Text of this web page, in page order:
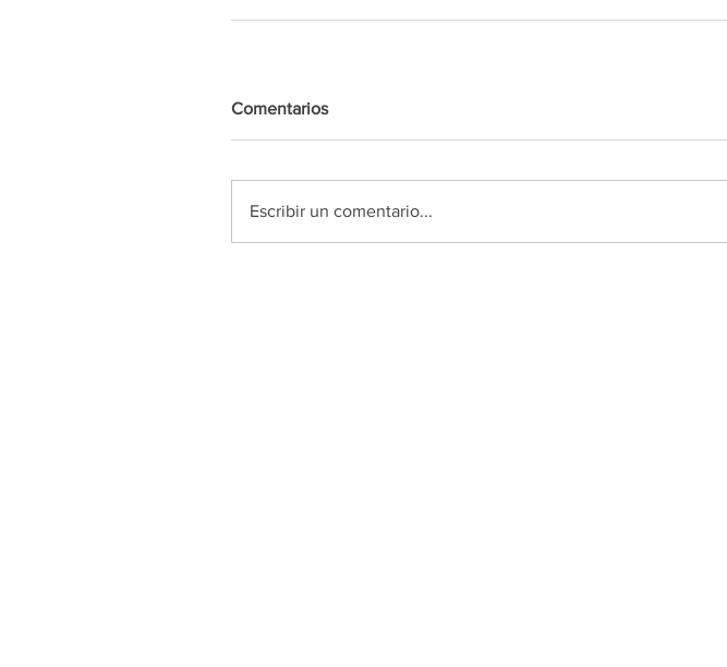
Comentarios
Escribir un comentario...